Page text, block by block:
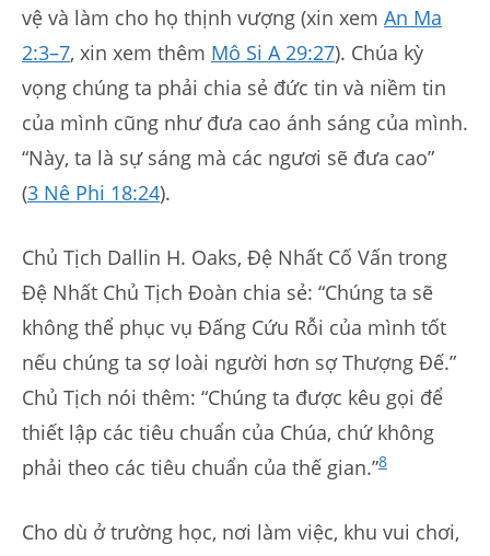
vệ và làm cho họ thịnh vượng (xin xem An Ma
2:3–7, xin xem thêm Mô Si A 29:27). Chúa kỳ
vọng chúng ta phải chia sẻ đức tin và niềm tin
của mình cũng như đưa cao ánh sáng của mình.
“Này, ta là sự sáng mà các ngươi sẽ đưa cao”
(3 Nê Phi 18:24).
Chủ Tịch Dallin H. Oaks, Đệ Nhất Cố Vấn trong
Đệ Nhất Chủ Tịch Đoàn chia sẻ: “Chúng ta sẽ
không thể phục vụ Đấng Cứu Rỗi của mình tốt
nếu chúng ta sợ loài người hơn sợ Thượng Đế.”
Chủ Tịch nói thêm: “Chúng ta được kêu gọi để
thiết lập các tiêu chuẩn của Chúa, chứ không
phải theo các tiêu chuẩn của thế gian.”8
Cho dù ở trường học, nơi làm việc, khu vui chơi,